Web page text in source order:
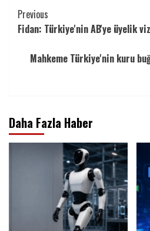
Continue
Reading
Previous
Fidan: Türkiye'nin AB'ye üyelik
Mahkeme Türkiye'nin kuru
Daha Fazla Haber